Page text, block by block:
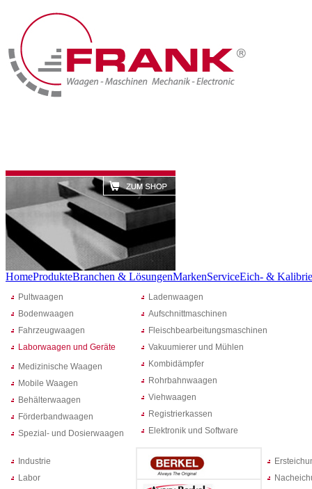
HomeProdukteBranchen & LösungenMarkenServiceEich- &
Pultwaagen
Bodenwaagen
Fahrzeugwaagen
Laborwaagen und Geräte
Medizinische Waagen
Mobile Waagen
Behälterwaagen
Förderbandwaagen
Spezial- und Dosierwaagen
Ladenwaagen
Aufschnittmaschinen
Fleischbearbeitungsmaschinen
Vakuumierer und Mühlen
Kombidämpfer
Rohrbahnwaagen
Viehwaagen
Registrierkassen
Elektronik und Software
Industrie
Labor